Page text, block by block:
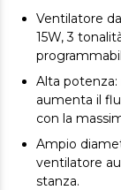
Ventilatore
15W, 3
Alta potenza:
aumenta il
con la
Ampio
ventilatore
stanza.